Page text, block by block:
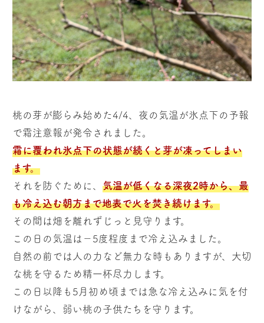
桃の芽が膨らみ始めた4/4、夜の気温が氷点下の予報
で霜注意報が発令されました。
霜に覆われ氷点下の状態が続くと芽が凍ってしまい
ます。
それを防ぐために、 気温が低くなる深夜2時から、最
も冷え込む朝方まで地表で火を焚き続けます。
その間は畑を離れずじっと見守ります。
この日の気温は－5度程度まで冷え込みました。
自然の前では人の力など無力な時もありますが、大切
な桃を守るため精一杯尽力します。
この日以降も5月初め頃までは急な冷え込みに気を付
けながら、弱い桃の子供たちを守ります。